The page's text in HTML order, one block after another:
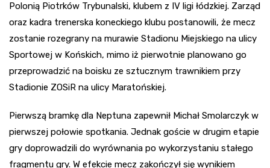
Polonią Piotrków Trybunalski, klubem z IV ligi łódzkiej. Zarząd
oraz kadra trenerska koneckiego klubu postanowili, że mecz
zostanie rozegrany na murawie Stadionu Miejskiego na ulicy
Sportowej w Końskich, mimo iż pierwotnie planowano go
przeprowadzić na boisku ze sztucznym trawnikiem przy
Stadionie ZOSiR na ulicy Maratońskiej.
Pierwszą bramkę dla Neptuna zapewnił Michał Smolarczyk w
pierwszej połowie spotkania. Jednak goście w drugim etapie
gry doprowadzili do wyrównania po wykorzystaniu stałego
fragmentu gry. W efekcie mecz zakończył się wynikiem